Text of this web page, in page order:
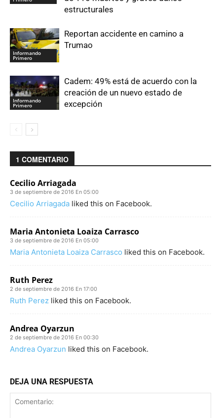
estructurales
Informando
Primero
Reportan accidente en camino a
Trumao
Informando
Primero
Cadem: 49% está de acuerdo con la
creación de un nuevo estado de
excepción
1 COMENTARIO
Cecilio Arriagada
3 de septiembre de 2016 En 05:00
Cecilio Arriagada liked this on Facebook.
Maria Antonieta Loaiza Carrasco
3 de septiembre de 2016 En 05:00
Maria Antonieta Loaiza Carrasco liked this on Facebook.
Ruth Perez
2 de septiembre de 2016 En 17:00
Ruth Perez liked this on Facebook.
Andrea Oyarzun
2 de septiembre de 2016 En 00:30
Andrea Oyarzun liked this on Facebook.
DEJA UNA RESPUESTA